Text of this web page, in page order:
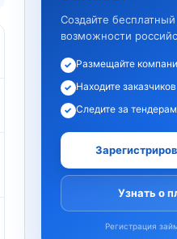
Создайте
возможности
✓ Размещайте
✓ Находите
✓ Следите за
Узнать о
Регистрация